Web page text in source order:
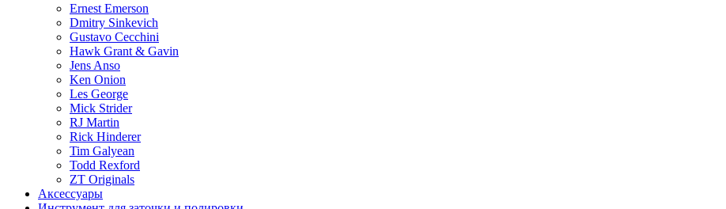
Ernest Emerson
Dmitry Sinkevich
Gustavo Cecchini
Hawk Grant & Gavin
Jens Anso
Ken Onion
Les George
Mick Strider
RJ Martin
Rick Hinderer
Tim Galyean
Todd Rexford
ZT Originals
Аксессуары